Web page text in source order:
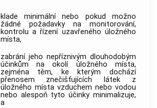
klade minimální nebo pokud možno
žádné požadavky na monitorování,
kontrolu a řízení uzavřeného úložného
místa,
zabrání jeho nepříznivým dlouhodobým
účinkům na okolí úložného místa,
zejména těm, ke kterým dochází
přenosem znečišťujících látek z
úložného místavzduchem nebo vodou
nebo alespoň tyto účinky minimalizuje,
a